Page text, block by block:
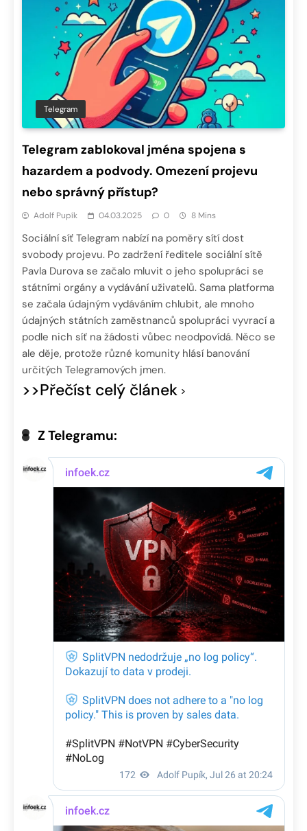
Telegram
Telegram zablokoval jména spojena s
hazardem a podvody. Omezení projevu
nebo správný přístup?
Adolf Pupík 04.03.2025 0 8 Mins
Sociální síť Telegram nabízí na poměry sítí dost
svobody projevu. Po zadržení ředitele sociální sítě
Pavla Durova se začalo mluvit o jeho spolupráci se
státními orgány a vydávání uživatelů. Sama platforma
se začala údajným vydáváním chlubit, ale mnoho
údajných státních zaměstnanců spolupráci vyvrací a
podle nich síť na žádosti vůbec neodpovídá. Něco se
ale děje, protože různé komunity hlásí banování
určitých Telegramových jmen.
>>Přečíst celý článek
Z Telegramu: